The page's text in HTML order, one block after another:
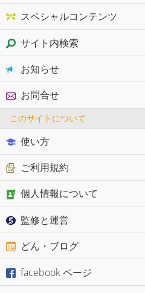
スペシャルコンテンツ
サイト内検索
お知らせ
お問合せ
このサイトについて
使い方
ご利用規約
個人情報について
監修と運営
どん・ブログ
facebook ページ